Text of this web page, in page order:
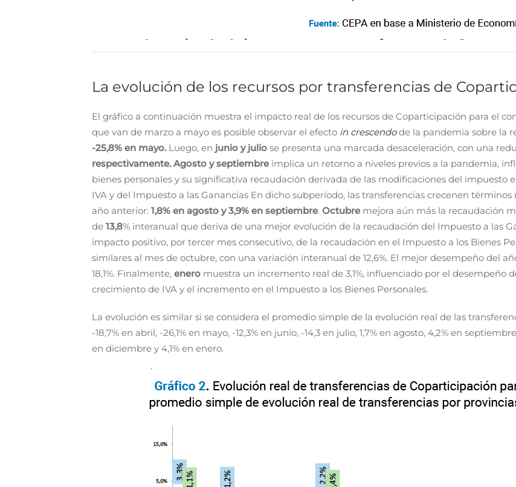
La evolución de los recursos por transferencias de
El gráfico a continuación muestra el impacto real de los recursos de Coparticipación para el
que van de marzo a mayo es posible observar el efecto in crescendode la pandemia sobre la
-25,8% en mayo. Luego, en junio y julio se presenta una marcada desaceleración, con una
respectivamente.Agosto y septiembre implica un retorno a niveles previos a la pandemia,
bienes personales y su significativa recaudación derivada de las modificaciones del impuesto
IVA y del Impuesto a las Ganancias En dicho subperíodo, las transferencias crecenen
año anterior: 1,8% en agosto y 3,9% en septiembre. Octubre mejora aún más la recaudación
de 13,8% interanual que deriva de una mejor evolución de la recaudación del Impuesto a las
impacto positivo, por tercer mes consecutivo, de la recaudación en el Impuesto a los Bienes
similares al mes de octubre, con una variación interanual de 12,6%. El mejor desempeño del
18,1%. Finalmente, enero muestra un incremento real de 3,1%, influenciado por el desempeño
crecimiento de IVA y el incremento en el Impuesto a los Bienes Personales.
La evolución es similar si se considera el promedio simple de la evolución real de las
-18,7% en abril, -26,1% en mayo, -12,3% en junio, -14,3 en julio, 1,7% en agosto, 4,2% en
en diciembre y 4,1% en enero.